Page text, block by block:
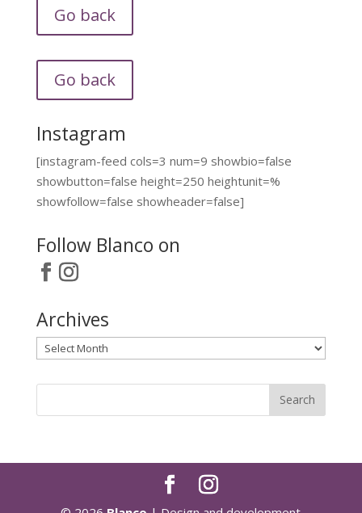
Go back
Go back
Instagram
[instagram-feed cols=3 num=9 showbio=false
showbutton=false height=250 heightunit=%
showfollow=false showheader=false]
Follow Blanco on
Archives
Archives